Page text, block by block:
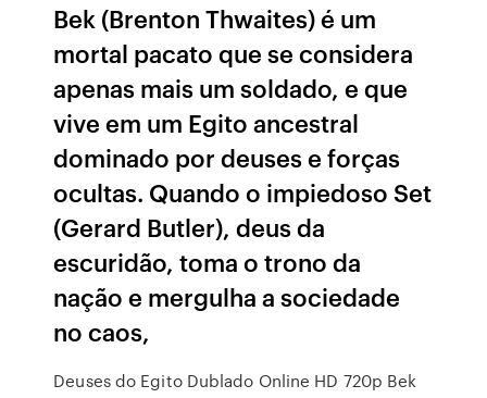
Bek (Brenton Thwaites) é um
mortal pacato que se considera
apenas mais um soldado, e que
vive em um Egito ancestral
dominado por deuses e forças
ocultas. Quando o impiedoso Set
(Gerard Butler), deus da
escuridão, toma o trono da
nação e mergulha a sociedade
no caos,
Deuses do Egito Dublado Online HD 720p Bek